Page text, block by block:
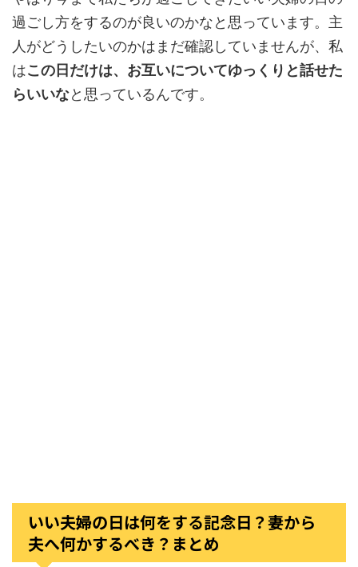
過ごし方をするのが良いのかなと思っています。主
人がどうしたいのかはまだ確認していませんが、私
はこの日だけは、お互いについてゆっくりと話せた
らいいなと思っているんです。
いい夫婦の日は何をする記念日？妻から
夫へ何かするべき？まとめ